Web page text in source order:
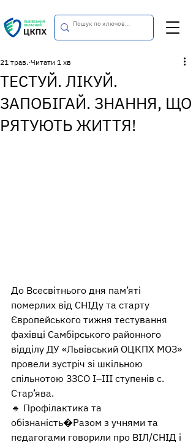
ТЕСТУЙ. ЛІКУЙ.
ЗАПОБІГАЙ. ЗНАННЯ, ЩО
РЯТУЮТЬ ЖИТТЯ!
21 трав. Читати 1 хв
До Всесвітнього дня пам’яті
померлих від СНІДу та старту
Європейського тижня тестування
фахівці Самбірського районного
відділу ДУ «Львівський ОЦКПХ МОЗ»
провели зустріч зі шкільною
спільнотою ЗЗСО І–ІІІ ступенів с.
Стар’ява.
🔹 Профілактика та
обізнаність�Разом з учнями та
педагогами говорили про ВІЛ/СНІД і